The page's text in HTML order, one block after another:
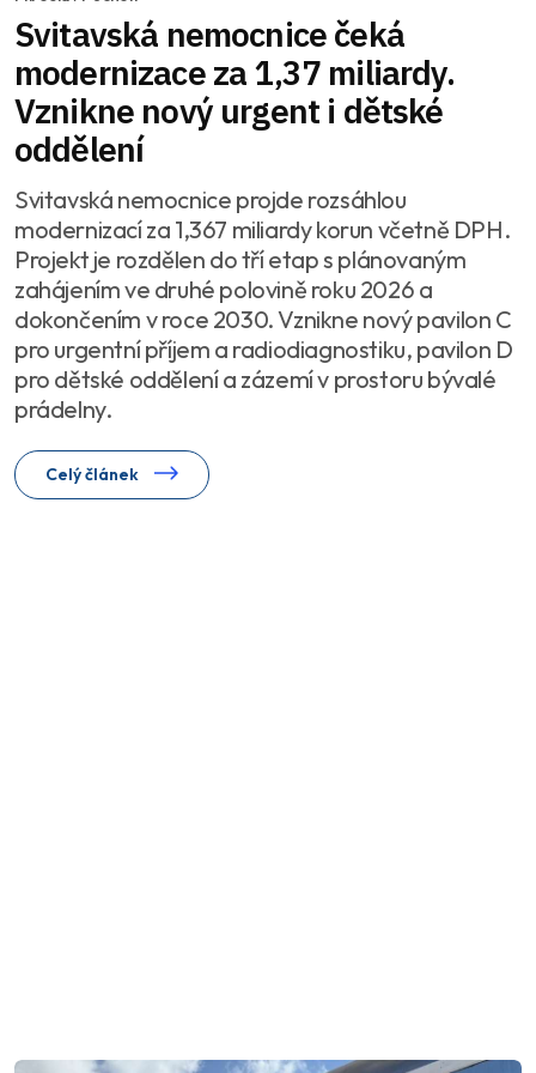
Svitavská nemocnice čeká
modernizace za 1,37 miliardy.
Vznikne nový urgent i dětské
oddělení
Svitavská nemocnice projde rozsáhlou
modernizací za 1,367 miliardy korun včetně DPH.
Projekt je rozdělen do tří etap s plánovaným
zahájením ve druhé polovině roku 2026 a
dokončením v roce 2030. Vznikne nový pavilon C
pro urgentní příjem a radiodiagnostiku, pavilon D
pro dětské oddělení a zázemí v prostoru bývalé
prádelny.
Celý článek